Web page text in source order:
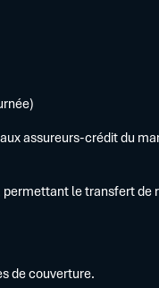
assureurs-crédit du
le transfert de
de couverture.